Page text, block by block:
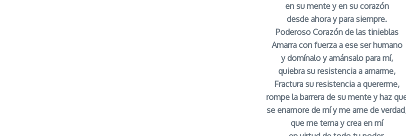
en su mente y en su corazón
desde ahora y para siempre.
Poderoso Corazón de las tinieblas
Amarra con fuerza a ese ser humano
y domínalo y amánsalo para mí,
quiebra su resistencia a amarme,
Fractura su resistencia a quererme,
rompe la barrera de su mente y haz
se enamore de mí y me ame de
que me tema y crea en mí